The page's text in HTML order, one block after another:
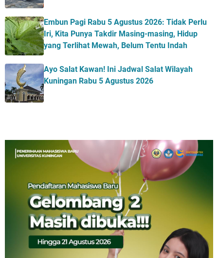
Embun Pagi Rabu 5 Agustus 2026: Tidak Perlu
Iri, Kita Punya Takdir Masing-masing, Hidup
yang Terlihat Mewah, Belum Tentu Indah
Ayo Salat Kawan! Ini Jadwal Salat Wilayah
Kuningan Rabu 5 Agustus 2026